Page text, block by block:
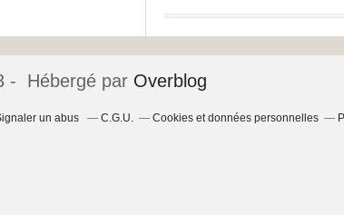
- Hébergé par Overblog
un abus C.G.U. Cookies et données personnelles